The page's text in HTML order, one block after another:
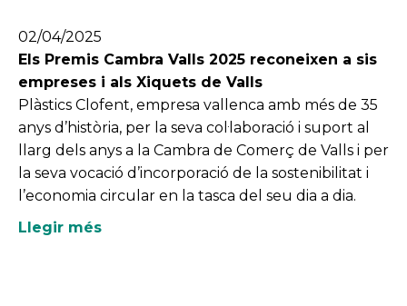
02/04/2025
Els Premis Cambra Valls 2025 reconeixen a sis
empreses i als Xiquets de Valls
Plàstics Clofent, empresa vallenca amb més de 35
anys d’història, per la seva col·laboració i suport al
llarg dels anys a la Cambra de Comerç de Valls i per
la seva vocació d’incorporació de la sostenibilitat i
l’economia circular en la tasca del seu dia a dia.
Llegir més